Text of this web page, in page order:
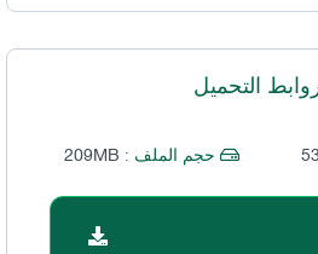
التحميل
حجم الملف : 209MB